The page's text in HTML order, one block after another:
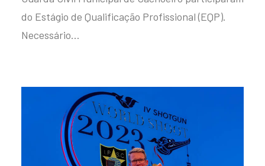
do Estágio de Qualificação Profissional (EQP).
Necessário…